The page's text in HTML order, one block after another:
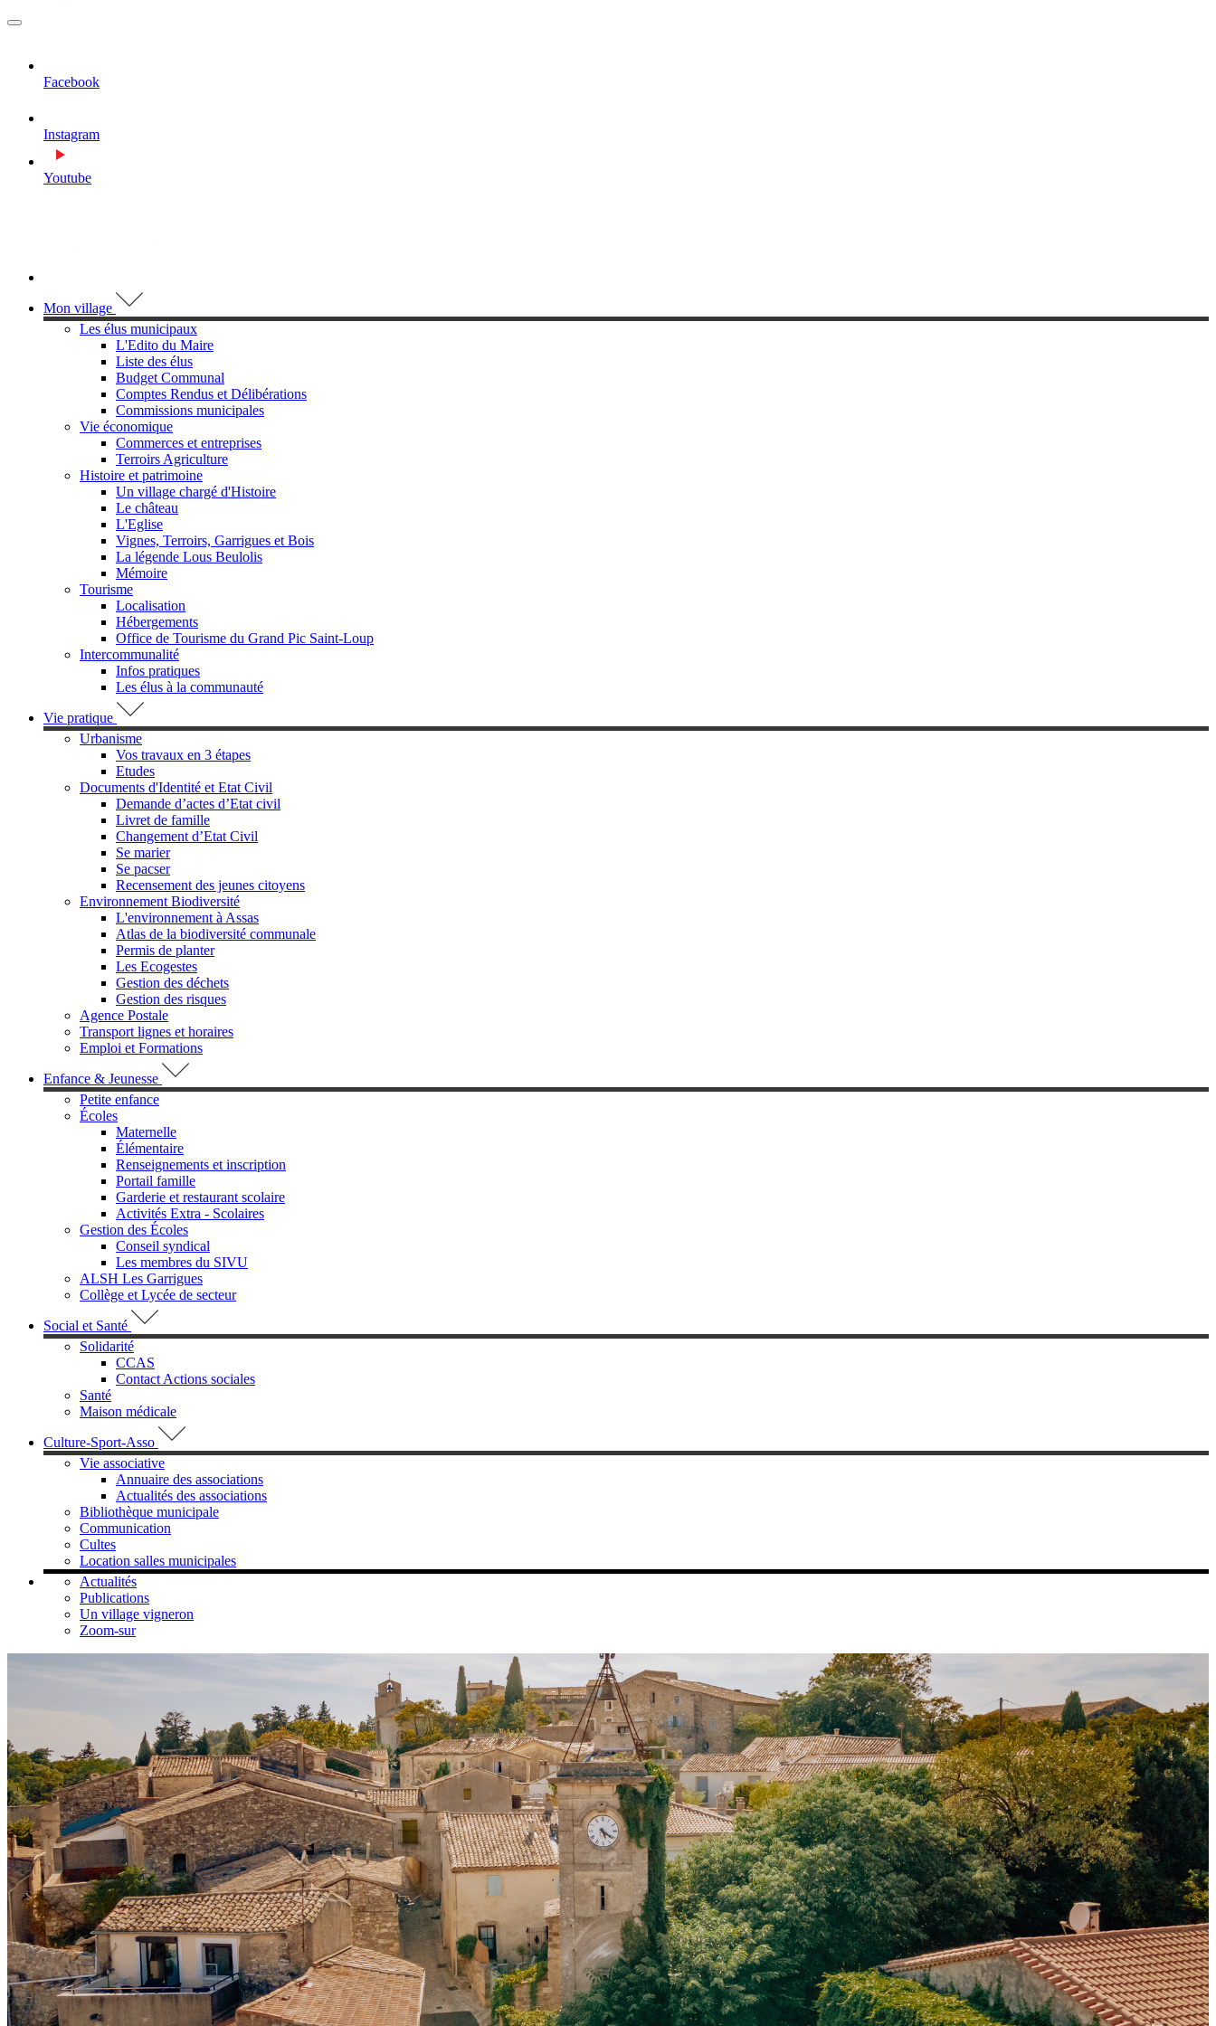
MENU
Facebook
Instagram
Youtube
Mon village
Les élus municipaux
L'Edito du Maire
Liste des élus
Budget Communal
Comptes Rendus et Délibérations
Commissions municipales
Vie économique
Commerces et entreprises
Terroirs Agriculture
Histoire et patrimoine
Un village chargé d'Histoire
Le château
L'Eglise
Vignes, Terroirs, Garrigues et Bois
La légende Lous Beulolis
Mémoire
Tourisme
Localisation
Hébergements
Office de Tourisme du Grand Pic Saint-Loup
Intercommunalité
Infos pratiques
Les élus à la communauté
Vie pratique
Urbanisme
Vos travaux en 3 étapes
Etudes
Documents d'Identité et Etat Civil
Demande d’actes d’Etat civil
Livret de famille
Changement d’Etat Civil
Se marier
Se pacser
Recensement des jeunes citoyens
Environnement Biodiversité
L'environnement à Assas
Atlas de la biodiversité communale
Permis de planter
Les Ecogestes
Gestion des déchets
Gestion des risques
Agence Postale
Transport lignes et horaires
Emploi et Formations
Enfance & Jeunesse
Petite enfance
Écoles
Maternelle
Élémentaire
Renseignements et inscription
Portail famille
Garderie et restaurant scolaire
Activités Extra - Scolaires
Gestion des Écoles
Conseil syndical
Les membres du SIVU
ALSH Les Garrigues
Collège et Lycée de secteur
Social et Santé
Solidarité
CCAS
Contact Actions sociales
Santé
Maison médicale
Culture-Sport-Asso
Vie associative
Annuaire des associations
Actualités des associations
Bibliothèque municipale
Communication
Cultes
Location salles municipales
Actualités
Publications
Un village vigneron
Zoom-sur